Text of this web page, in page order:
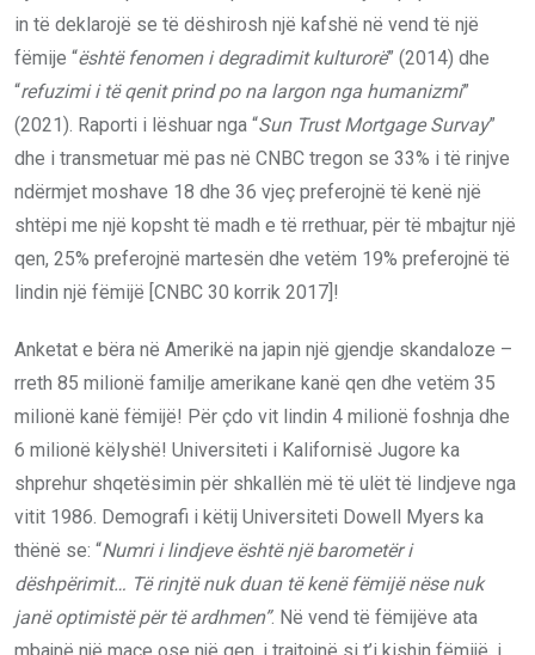
in të deklarojë se të dëshirosh një kafshë në vend të një
fëmije “është fenomen i degradimit kulturorë” (2014) dhe
“refuzimi i të qenit prind po na largon nga humanizmi”
(2021). Raporti i lëshuar nga “Sun Trust Mortgage Survay”
dhe i transmetuar më pas në CNBC tregon se 33% i të rinjve
ndërmjet moshave 18 dhe 36 vjeç preferojnë të kenë një
shtëpi me një kopsht të madh e të rrethuar, për të mbajtur një
qen, 25% preferojnë martesën dhe vetëm 19% preferojnë të
lindin një fëmijë [CNBC 30 korrik 2017]!
Anketat e bëra në Amerikë na japin një gjendje skandaloze –
rreth 85 milionë familje amerikane kanë qen dhe vetëm 35
milionë kanë fëmijë! Për çdo vit lindin 4 milionë foshnja dhe
6 milionë këlyshë! Universiteti i Kalifornisë Jugore ka
shprehur shqetësimin për shkallën më të ulët të lindjeve nga
vitit 1986. Demografi i këtij Universiteti Dowell Myers ka
thënë se: “Numri i lindjeve është një barometër i
dëshpërimit… Të rinjtë nuk duan të kenë fëmijë nëse nuk
janë optimistë për të ardhmen”. Në vend të fëmijëve ata